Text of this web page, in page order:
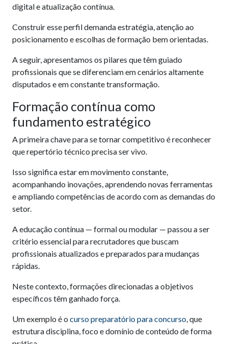
digital e atualização contínua.
Construir esse perfil demanda estratégia, atenção ao
posicionamento e escolhas de formação bem orientadas.
A seguir, apresentamos os pilares que têm guiado
profissionais que se diferenciam em cenários altamente
disputados e em constante transformação.
Formação contínua como
fundamento estratégico
A primeira chave para se tornar competitivo é reconhecer
que repertório técnico precisa ser vivo.
Isso significa estar em movimento constante,
acompanhando inovações, aprendendo novas ferramentas
e ampliando competências de acordo com as demandas do
setor.
A educação contínua — formal ou modular — passou a ser
critério essencial para recrutadores que buscam
profissionais atualizados e preparados para mudanças
rápidas.
Neste contexto, formações direcionadas a objetivos
específicos têm ganhado força.
Um exemplo é o curso preparatório para concurso, que
estrutura disciplina, foco e domínio de conteúdo de forma